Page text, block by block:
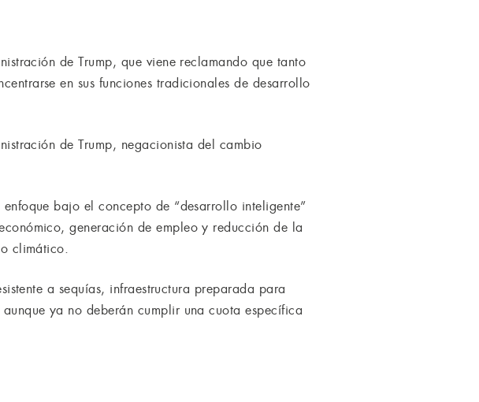
de Trump, que viene reclamando que tanto
en sus funciones tradicionales de desarrollo
de Trump, negacionista del cambio
bajo el concepto de “desarrollo inteligente”
generación de empleo y reducción de la
climático.
a sequías, infraestructura preparada para
ya no deberán cumplir una cuota específica